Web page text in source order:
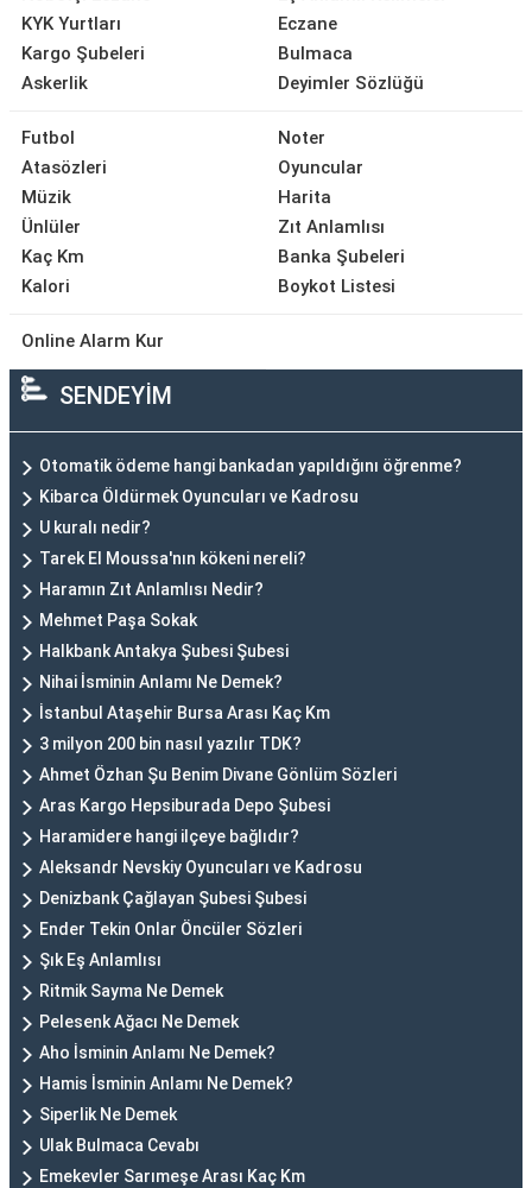
KYK Yurtları
Kargo Şubeleri
Askerlik
Eczane
Bulmaca
Deyimler Sözlüğü
Futbol
Atasözleri
Müzik
Ünlüler
Kaç Km
Kalori
Noter
Oyuncular
Harita
Zıt Anlamlısı
Banka Şubeleri
Boykot Listesi
Online Alarm Kur
SENDEYİM
Otomatik ödeme hangi bankadan yapıldığını öğrenme?
Kibarca Öldürmek Oyuncuları ve Kadrosu
U kuralı nedir?
Tarek El Moussa'nın kökeni nereli?
Haramın Zıt Anlamlısı Nedir?
Mehmet Paşa Sokak
Halkbank Antakya Şubesi Şubesi
Nihai İsminin Anlamı Ne Demek?
İstanbul Ataşehir Bursa Arası Kaç Km
3 milyon 200 bin nasıl yazılır TDK?
Ahmet Özhan Şu Benim Divane Gönlüm Sözleri
Aras Kargo Hepsiburada Depo Şubesi
Haramidere hangi ilçeye bağlıdır?
Aleksandr Nevskiy Oyuncuları ve Kadrosu
Denizbank Çağlayan Şubesi Şubesi
Ender Tekin Onlar Öncüler Sözleri
Şık Eş Anlamlısı
Ritmik Sayma Ne Demek
Pelesenk Ağacı Ne Demek
Aho İsminin Anlamı Ne Demek?
Hamis İsminin Anlamı Ne Demek?
Siperlik Ne Demek
Ulak Bulmaca Cevabı
Emekevler Sarımeşe Arası Kaç Km